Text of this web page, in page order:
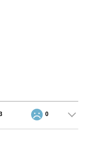
0